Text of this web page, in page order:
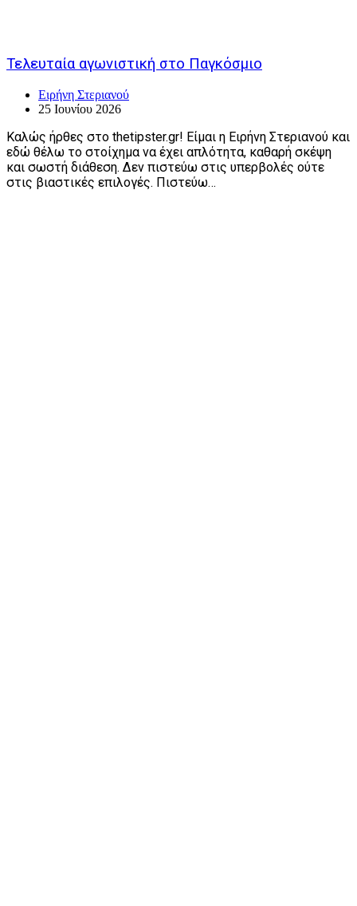
Τελευταία αγωνιστική στο Παγκόσμιο
Ειρήνη Στεριανού
25 Ιουνίου 2026
Καλώς ήρθες στο thetipster.gr! Είμαι η Ειρήνη Στεριανού και
εδώ θέλω το στοίχημα να έχει απλότητα, καθαρή σκέψη
και σωστή διάθεση. Δεν πιστεύω στις υπερβολές ούτε
στις βιαστικές επιλογές. Πιστεύω…